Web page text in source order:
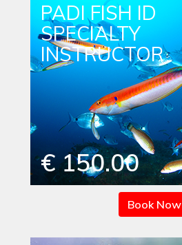
PADI FISH ID
SPECIALTY
INSTRUCTOR
€ 150.00
Book Now